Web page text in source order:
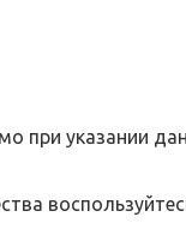
при указании